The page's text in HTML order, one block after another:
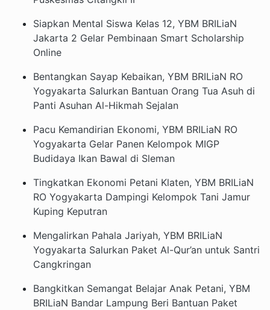
Siapkan Mental Siswa Kelas 12, YBM BRILiaN
Jakarta 2 Gelar Pembinaan Smart Scholarship
Online
Bentangkan Sayap Kebaikan, YBM BRILiaN RO
Yogyakarta Salurkan Bantuan Orang Tua Asuh di
Panti Asuhan Al-Hikmah Sejalan
Pacu Kemandirian Ekonomi, YBM BRILiaN RO
Yogyakarta Gelar Panen Kelompok MIGP
Budidaya Ikan Bawal di Sleman
Tingkatkan Ekonomi Petani Klaten, YBM BRILiaN
RO Yogyakarta Dampingi Kelompok Tani Jamur
Kuping Keputran
Mengalirkan Pahala Jariyah, YBM BRILiaN
Yogyakarta Salurkan Paket Al-Qur’an untuk Santri
Cangkringan
Bangkitkan Semangat Belajar Anak Petani, YBM
BRILiaN Bandar Lampung Beri Bantuan Paket